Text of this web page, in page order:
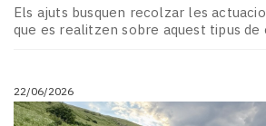
Els ajuts busquen recolzar les
que es realitzen sobre aquest tipus de
22/06/2026